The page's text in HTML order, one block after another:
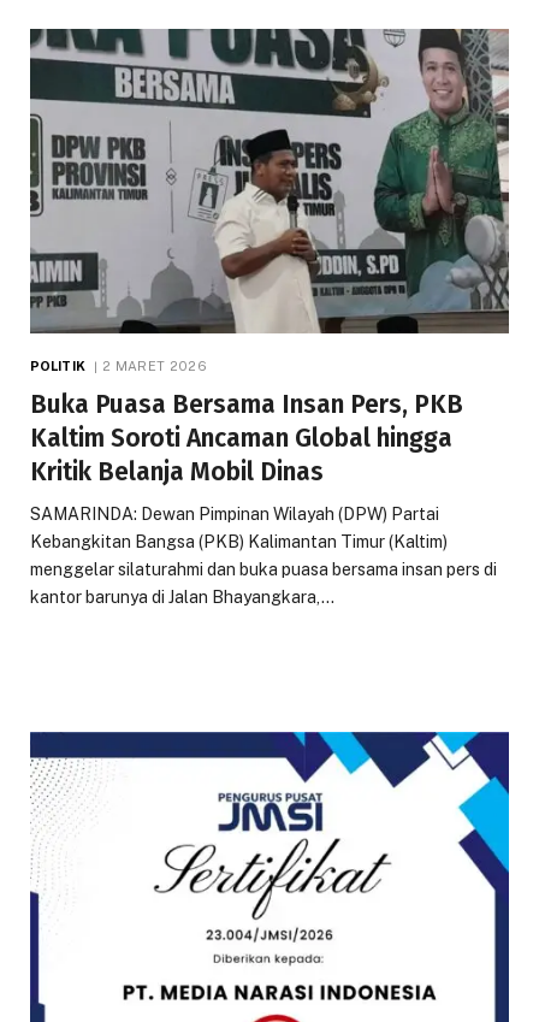
POLITIK 2 MARET 2026
Buka Puasa Bersama Insan Pers, PKB
Kaltim Soroti Ancaman Global hingga
Kritik Belanja Mobil Dinas
SAMARINDA: Dewan Pimpinan Wilayah (DPW) Partai
Kebangkitan Bangsa (PKB) Kalimantan Timur (Kaltim)
menggelar silaturahmi dan buka puasa bersama insan pers di
kantor barunya di Jalan Bhayangkara,…